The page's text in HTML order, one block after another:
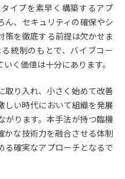
イプを素早く構築するアプ
ん、セキュリティの確保やシ
策を徹底する前提は欠かせま
統制のもとで、バイブコー
く価値は十分にあります。
取り入れ、小さく始めて改善
しい時代において組織を発展
がります。本手法が持つ臨機
かな技術力を融合させる体制
る確実なアプローチとなるで